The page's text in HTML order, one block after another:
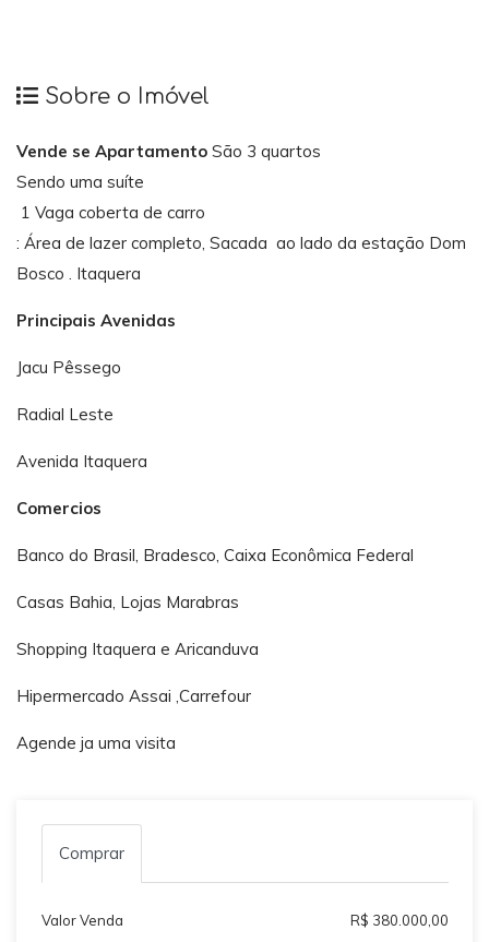
Sobre o Imóvel
Vende se Apartamento São 3 quartos
Sendo uma suíte
1 Vaga coberta de carro
: Área de lazer completo, Sacada ao lado da estação Dom
Bosco . Itaquera
Principais Avenidas
Jacu Pêssego
Radial Leste
Avenida Itaquera
Comercios
Banco do Brasil, Bradesco, Caixa Econômica Federal
Casas Bahia, Lojas Marabras
Shopping Itaquera e Aricanduva
Hipermercado Assai ,Carrefour
Agende ja uma visita
Comprar
Valor Venda
R$ 380.000,00